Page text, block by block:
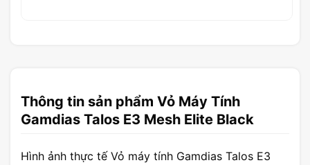
Thông tin sản phẩm Vỏ Máy Tính
Gamdias Talos E3 Mesh Elite Black
Hình ảnh thực tế Vỏ máy tính Gamdias Talos E3